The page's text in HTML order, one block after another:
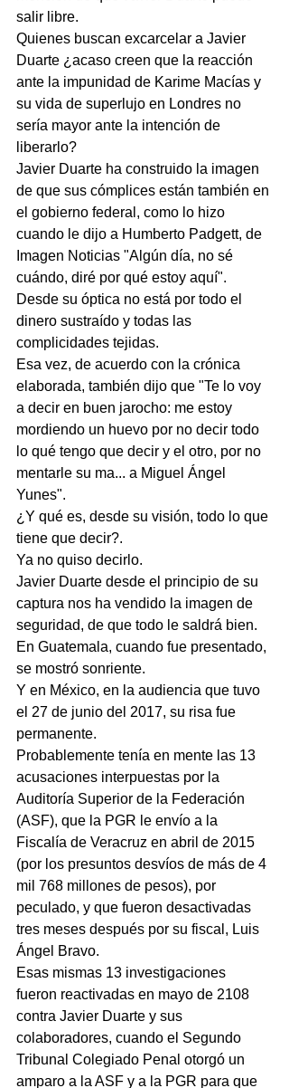
salir libre.
Quienes buscan excarcelar a Javier
Duarte ¿acaso creen que la reacción
ante la impunidad de Karime Macías y
su vida de superlujo en Londres no
sería mayor ante la intención de
liberarlo?
Javier Duarte ha construido la imagen
de que sus cómplices están también en
el gobierno federal, como lo hizo
cuando le dijo a Humberto Padgett, de
Imagen Noticias "Algún día, no sé
cuándo, diré por qué estoy aquí".
Desde su óptica no está por todo el
dinero sustraído y todas las
complicidades tejidas.
Esa vez, de acuerdo con la crónica
elaborada, también dijo que "Te lo voy
a decir en buen jarocho: me estoy
mordiendo un huevo por no decir todo
lo qué tengo que decir y el otro, por no
mentarle su ma... a Miguel Ángel
Yunes".
¿Y qué es, desde su visión, todo lo que
tiene que decir?.
Ya no quiso decirlo.
Javier Duarte desde el principio de su
captura nos ha vendido la imagen de
seguridad, de que todo le saldrá bien.
En Guatemala, cuando fue presentado,
se mostró sonriente.
Y en México, en la audiencia que tuvo
el 27 de junio del 2017, su risa fue
permanente.
Probablemente tenía en mente las 13
acusaciones interpuestas por la
Auditoría Superior de la Federación
(ASF), que la PGR le envío a la
Fiscalía de Veracruz en abril de 2015
(por los presuntos desvíos de más de 4
mil 768 millones de pesos), por
peculado, y que fueron desactivadas
tres meses después por su fiscal, Luis
Ángel Bravo.
Esas mismas 13 investigaciones
fueron reactivadas en mayo de 2108
contra Javier Duarte y sus
colaboradores, cuando el Segundo
Tribunal Colegiado Penal otorgó un
amparo a la ASF y a la PGR para que